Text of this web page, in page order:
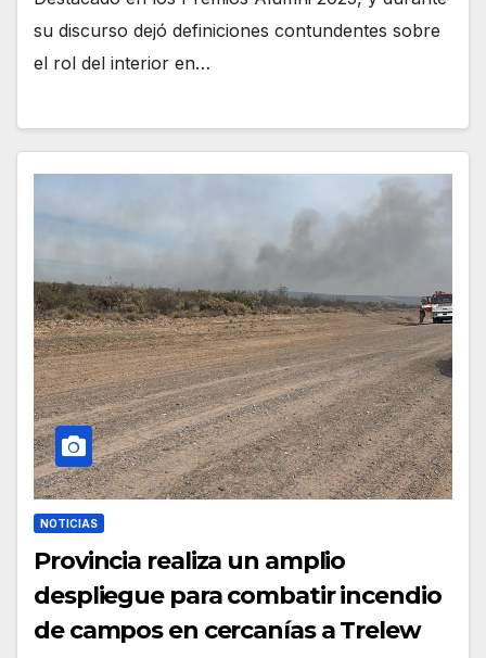
su discurso dejó definiciones contundentes sobre
el rol del interior en…
NOTICIAS
Provincia realiza un amplio
despliegue para combatir incendio
de campos en cercanías a Trelew